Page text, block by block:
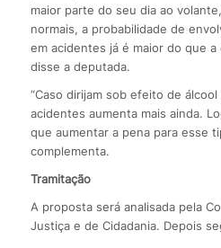
maior parte do seu dia ao
normais, a probabilidade de
em acidentes já é maior do que a
disse a deputada.
“Caso dirijam sob efeito de
acidentes aumenta mais ainda.
que aumentar a pena para esse
complementa.
Tramitação
A proposta será analisada pela
Justiça e de Cidadania. Depois